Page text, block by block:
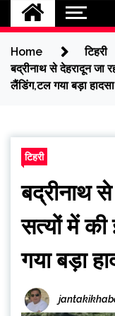
Home
टिहरी
बद्रीनाथ से देहरादून जा
लैंडिंग,टल गया बड़ा हादसा
टिहरी
बद्रीनाथ
सत्यों में
गया बड़ा